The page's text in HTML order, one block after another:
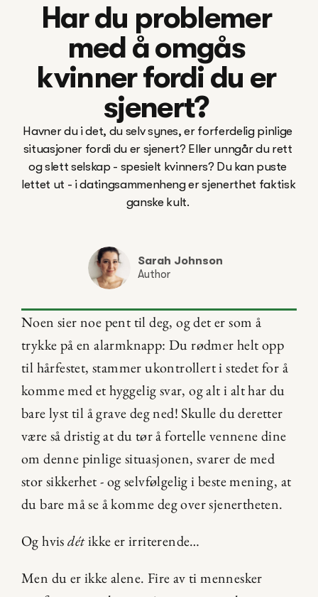
Har du problemer
med å omgås
kvinner fordi du er
sjenert?
Havner du i det, du selv synes, er forferdelig pinlige
situasjoner fordi du er sjenert? Eller unngår du rett
og slett selskap - spesielt kvinners? Du kan puste
lettet ut - i datingsammenheng er sjenerthet faktisk
ganske kult.
Sarah Johnson
Author
Noen sier noe pent til deg, og det er som å
trykke på en alarmknapp: Du rødmer helt opp
til hårfestet, stammer ukontrollert i stedet for å
komme med et hyggelig svar, og alt i alt har du
bare lyst til å grave deg ned! Skulle du deretter
være så dristig at du tør å fortelle vennene dine
om denne pinlige situasjonen, svarer de med
stor sikkerhet - og selvfølgelig i beste mening, at
du bare må se å komme deg over sjenertheten.
Og hvis dét ikke er irriterende…
Men du er ikke alene. Fire av ti mennesker